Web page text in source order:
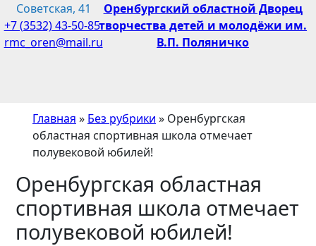
Советская, 41
+7 (3532) 43-50-85
rmc_oren@mail.ru
Оренбургский областной Дворец
творчества детей и молодёжи им.
В.П. Поляничко
Главная » Без рубрики » Оренбургская
областная спортивная школа отмечает
полувековой юбилей!
Оренбургская областная
спортивная школа отмечает
полувековой юбилей!